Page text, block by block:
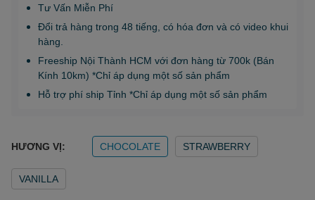
Tư Vấn Miễn Phí
Đổi trả hàng trong 48 tiếng, có hóa đơn và có video khui
hàng.
Freeship Nội Thành HCM với đơn hàng từ 700k (Bán
Kính 10km) *Chỉ áp dụng một số sản phẩm
Hỗ trợ phí ship Tỉnh *Chỉ áp dụng một số sản phẩm
HƯƠNG VỊ: CHOCOLATE STRAWBERRY
VANILLA